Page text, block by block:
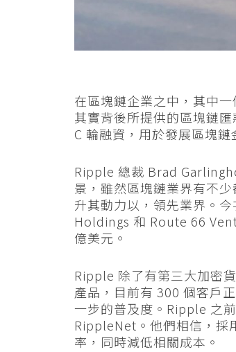
在區塊鏈企業之中，其中
其實背後所提供的區塊鏈
C 輪融資，用於發展區塊鏈
Ripple 總裁 Brad
景，雖然區塊鏈業界有不
升其動力以，領先業界。
Holdings 和 Route 66
億美元。
Ripple 除了有第三大加密
產品，目前有 300 個客戶
一步的普及度。Ripple 之
RippleNet。他們相信，採
率，同時減低相關成本。